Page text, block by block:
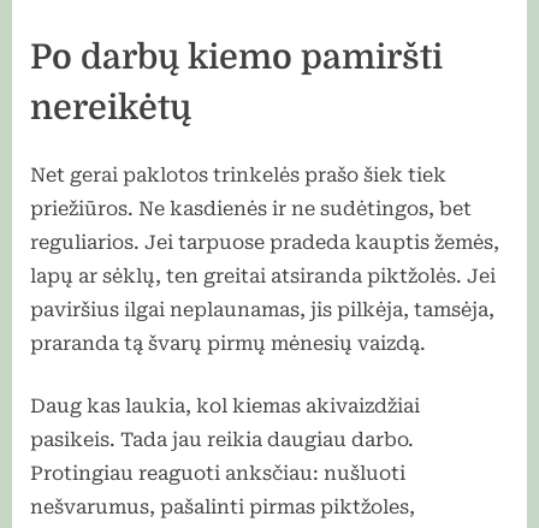
Po darbų kiemo pamiršti
nereikėtų
Net gerai paklotos trinkelės prašo šiek tiek
priežiūros. Ne kasdienės ir ne sudėtingos, bet
reguliarios. Jei tarpuose pradeda kauptis žemės,
lapų ar sėklų, ten greitai atsiranda piktžolės. Jei
paviršius ilgai neplaunamas, jis pilkėja, tamsėja,
praranda tą švarų pirmų mėnesių vaizdą.
Daug kas laukia, kol kiemas akivaizdžiai
pasikeis. Tada jau reikia daugiau darbo.
Protingiau reaguoti anksčiau: nušluoti
nešvarumus, pašalinti pirmas piktžoles,